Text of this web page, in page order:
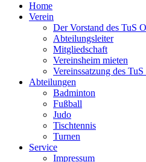
Home
Verein
Der Vorstand des TuS
Abteilungsleiter
Mitgliedschaft
Vereinsheim mieten
Vereinssatzung des
Abteilungen
Badminton
Fußball
Judo
Tischtennis
Turnen
Service
Impressum